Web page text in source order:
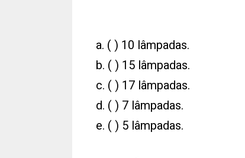
a. ( ) 10 lâmpadas.
b. ( ) 15 lâmpadas.
c. ( ) 17 lâmpadas.
d. ( ) 7 lâmpadas.
e. ( ) 5 lâmpadas.